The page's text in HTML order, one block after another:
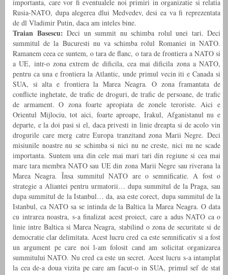
importanta, care vor fi eventualele noi primiri in organizatie si relatia
Rusia-NATO, dupa alegerea dlui Medvedev, desi ea va fi reprezentata
de dl Vladimir Putin, daca am inteles bine.
Traian Basescu: Deci un summit nu schimba rolul unei tari. Deci
summitul de la Bucuresti nu va schimba rolul Romaniei in NATO.
Ramanem ceea ce suntem, o tara de flanc, o tara de frontiera a NATO si
a UE, intr-o zona extrem de dificila, cea mai dificila zona a NATO,
pentru ca una e frontiera la Atlantic, unde primul vecin iti e Canada si
SUA, si alta e frontiera la Marea Neagra. O zona framantata de
conflicte inghetate, de trafic de droguri, de trafic de persoane, de trafic
de armament. O zona foarte apropiata de zonele teroriste. Aici e
Orientul Mijlociu, tot aici, foarte aproape, Irakul, Afganistanul nu e
departe, e la doi pasi si el, daca privesti in linie dreapta si de acolo vin
drogurile care merg catre Europa tranzitand zona Marii Negre. Deci
misiunile noastre nu se schimba si nici nu ne creste, nici nu ne scade
importanta. Suntem una din cele mai mari tari din regiune si cea mai
mare tara membra NATO sau UE din zona Marii Negre sau riverana la
Marea Neagra. Însa summitul NATO are o semnificatie. A fost o
strategie a Aliantei pentru urmatorii… dupa summitul de la Praga, sau
dupa summitul de la Istanbul… da, asa este corect, dupa summitul de la
Istanbul, ca NATO sa se intinda de la Baltica la Marea Neagra. O data
cu intrarea noastra, s-a finalizat acest proiect, care a adus NATO ca o
linie intre Baltica si Marea Neagra, stabilind o zona de securitate si de
democratie clar delimitata. Acest lucru cred ca este semnificativ si a fost
un argument pe care noi l-am folosit cand am solicitat organizarea
summitului NATO. Nu cred ca este un secret. Acest lucru s-a intamplat
la cea de-a doua vizita pe care am facut-o in SUA, primul sef de stat